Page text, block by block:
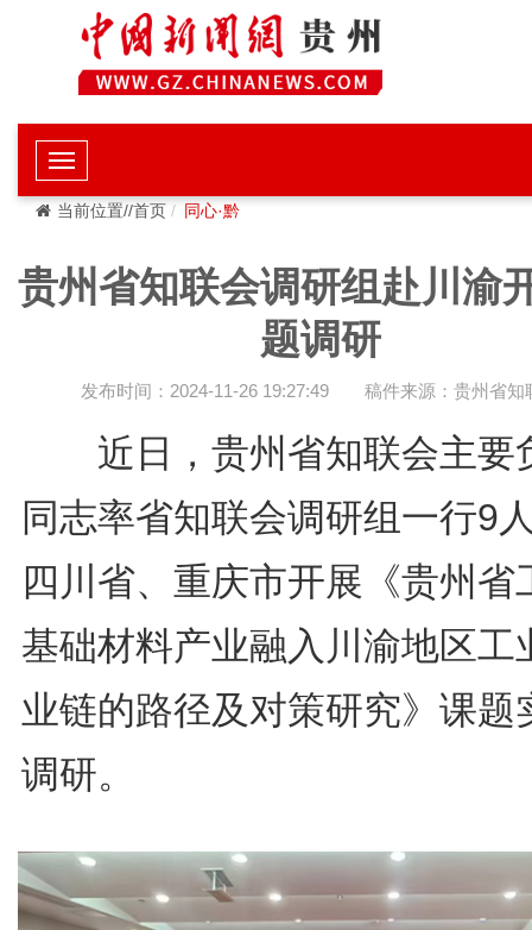
当前位置//首页 同心·黔
贵州省知联会调研组赴川渝
题调研
发布时间：2024-11-26 19:27:49 稿件来源：贵州省知
近日，贵州省知联会主要
同志率省知联会调研组一行9
四川省、重庆市开展《贵州省
基础材料产业融入川渝地区工
业链的路径及对策研究》课题
调研。